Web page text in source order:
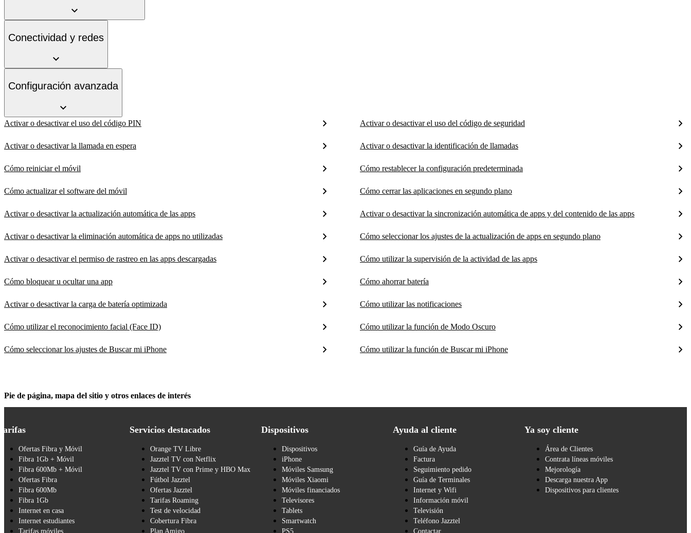
Conectividad y redes
Configuración avanzada
Activar o desactivar el uso del código PIN Activar o desactivar el uso del código de seguridad
Activar o desactivar la llamada en espera Activar o desactivar la identificación de llamadas
Cómo reiniciar el móvil Cómo restablecer la configuración predeterminada
Cómo actualizar el software del móvil Cómo cerrar las aplicaciones en segundo plano
Activar o desactivar la actualización automática de las apps Activar o desactivar la sincronización automática de apps y del contenido de las apps
Activar o desactivar la eliminación automática de apps no utilizadas Cómo seleccionar los ajustes de la actualización de apps en segundo plano
Activar o desactivar el permiso de rastreo en las apps descargadas Cómo utilizar la supervisión de la actividad de las apps
Cómo bloquear u ocultar una app Cómo ahorrar batería
Activar o desactivar la carga de batería optimizada Cómo utilizar las notificaciones
Cómo utilizar el reconocimiento facial (Face ID) Cómo utilizar la función de Modo Oscuro
Cómo seleccionar los ajustes de Buscar mi iPhone Cómo utilizar la función de Buscar mi iPhone
Pie de página, mapa del sitio y otros enlaces de interés
Ofertas Fibra y Móvil
Fibra 1Gb + Móvil
Fibra 600Mb + Móvil
Ofertas Fibra
Fibra 600Mb
Fibra 1Gb
Internet en casa
Internet estudiantes
Tarifas móviles
Servicios destacados
Orange TV Libre
Jazztel TV con Netflix
Jazztel TV con Prime y HBO Max
Fútbol Jazztel
Ofertas Jazztel
Tarifas Roaming
Test de velocidad
Cobertura Fibra
Plan Amigo
Dispositivos
Dispositivos
iPhone
Móviles Samsung
Móviles Xiaomi
Móviles financiados
Televisores
Tablets
Smartwatch
PS5
Ayuda al cliente
Guía de Ayuda
Factura
Seguimiento pedido
Guía de Terminales
Internet y Wifi
Información móvil
Televisión
Teléfono Jazztel
Contactar
Ya soy cliente
Área de Clientes
Contrata líneas móviles
Mejorología
Descarga nuestra App
Dispositivos para clientes